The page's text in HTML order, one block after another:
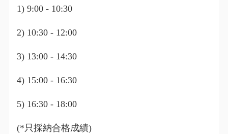
1) 9:00 - 10:30
2) 10:30 - 12:00
3) 13:00 - 14:30
4) 15:00 - 16:30
5) 16:30 - 18:00
(*只採納合格成績)